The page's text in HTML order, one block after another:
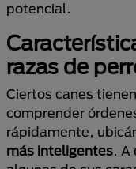
potencial.
razas de
Ciertos canes
comprender
rápidamente,
más inteligentes. A